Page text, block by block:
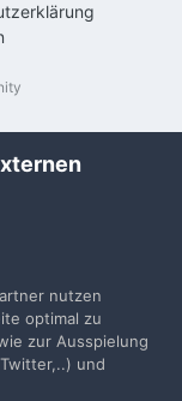
nutzen
optimal zu
zur Ausspielung
und